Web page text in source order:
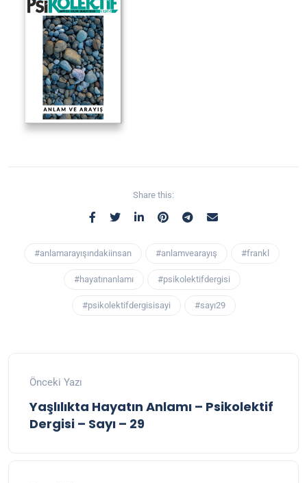
Share this:
#anlamarayışındakiinsan #anlamvearayış #frankl
#hayatınanlamı #psikolektifdergisi
#psikolektifdergisisayi #sayı29
Önceki Yazı
Yaşlılıkta Hayatın Anlamı – Psikolektif
Dergisi – Sayı – 29